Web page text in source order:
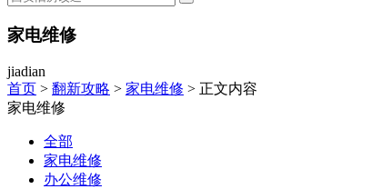
家电维修
jiadian
首页 > 翻新攻略 > 家电维修 > 正文内容
家电维修
全部
家电维修
办公维修